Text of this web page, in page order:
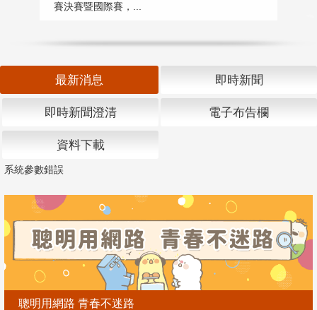
賽決賽暨國際賽，...
最新消息 即時新聞
即時新聞澄清 電子布告欄
資料下載
系統參數錯誤
聰明用網路 青春不迷路